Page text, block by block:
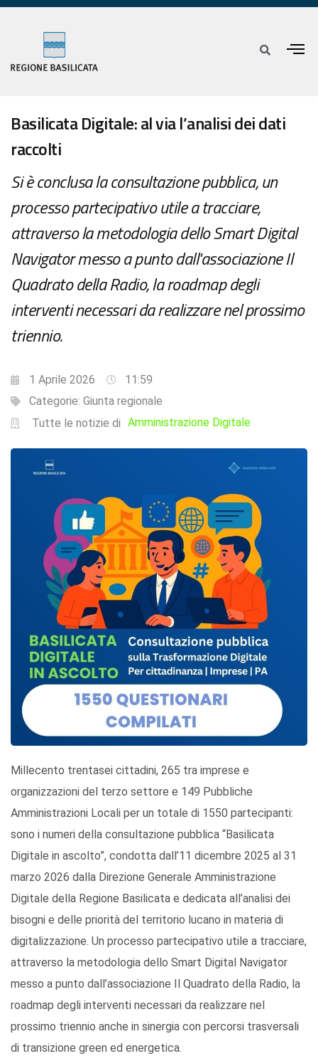
Basilicata Digitale: al via l’analisi dei dati
raccolti
Si è conclusa la consultazione pubblica, un
processo partecipativo utile a tracciare,
attraverso la metodologia dello Smart Digital
Navigator messo a punto dall'associazione Il
Quadrato della Radio, la roadmap degli
interventi necessari da realizzare nel prossimo
triennio.
1 Aprile 2026
11:59
Categorie: Giunta regionale
Tutte le notizie di Amministrazione Digitale
Millecento trentasei cittadini, 265 tra imprese e
organizzazioni del terzo settore e 149 Pubbliche
Amministrazioni Locali per un totale di 1550 partecipanti:
sono i numeri della consultazione pubblica “Basilicata
Digitale in ascolto”, condotta dall’11 dicembre 2025 al 31
marzo 2026 dalla Direzione Generale Amministrazione
Digitale della Regione Basilicata e dedicata all’analisi dei
bisogni e delle priorità del territorio lucano in materia di
digitalizzazione. Un processo partecipativo utile a tracciare,
attraverso la metodologia dello Smart Digital Navigator
messo a punto dall’associazione Il Quadrato della Radio, la
roadmap degli interventi necessari da realizzare nel
prossimo triennio anche in sinergia con percorsi trasversali
di transizione green ed energetica.